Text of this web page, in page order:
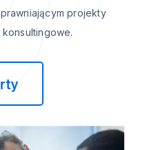
projekty